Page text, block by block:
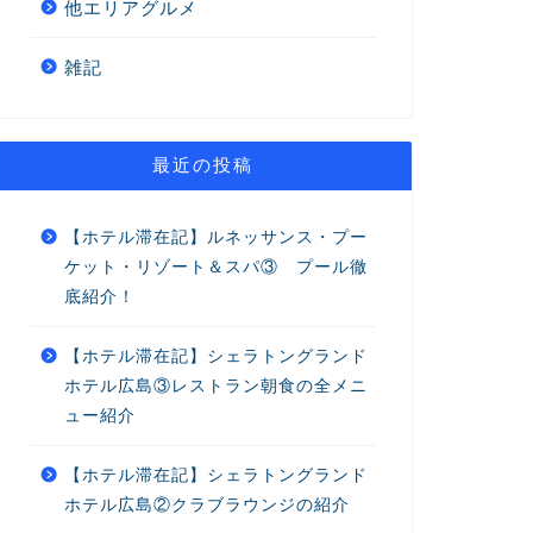
他エリアグルメ
雑記
最近の投稿
【ホテル滞在記】ルネッサンス・プー
ケット・リゾート＆スパ③ プール徹
底紹介！
【ホテル滞在記】シェラトングランド
ホテル広島③レストラン朝食の全メニ
ュー紹介
【ホテル滞在記】シェラトングランド
ホテル広島②クラブラウンジの紹介